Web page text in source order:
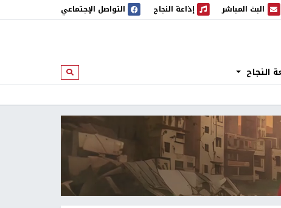
البث المباشر
البث المباشر إذاعة النجاح
إذاعة النجاح التواصل الإجتماعي
النجاح ابحث